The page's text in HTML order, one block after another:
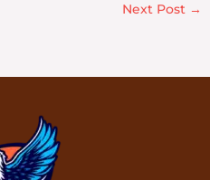
Next Post →